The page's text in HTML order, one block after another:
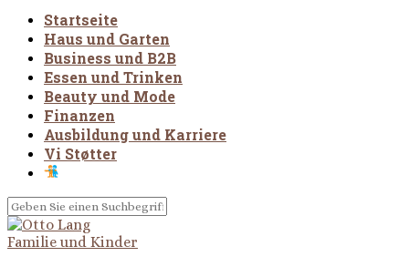
Startseite
Haus und Garten
Business und B2B
Essen und Trinken
Beauty und Mode
Finanzen
Ausbildung und Karriere
Vi Støtter
Familie und Kinder